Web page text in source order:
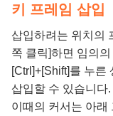
키 프레임 삽입
삽입하려는 위치의
쪽 클릭]하면 임의
[Ctrl]+[Shift]를 누른
삽입할 수 있습니다.
이때의 커서는 아래